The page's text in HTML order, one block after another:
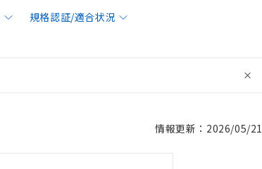
規格認証/適合状況
情報更新：2026/05/21